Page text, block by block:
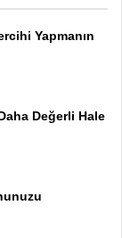
Yapmanın
Değerli Hale